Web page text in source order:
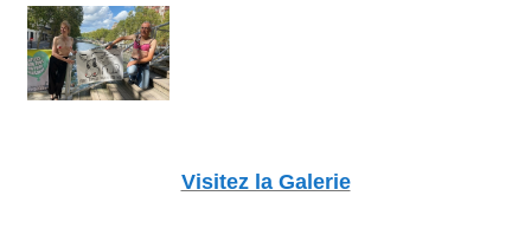
Visitez la Galerie